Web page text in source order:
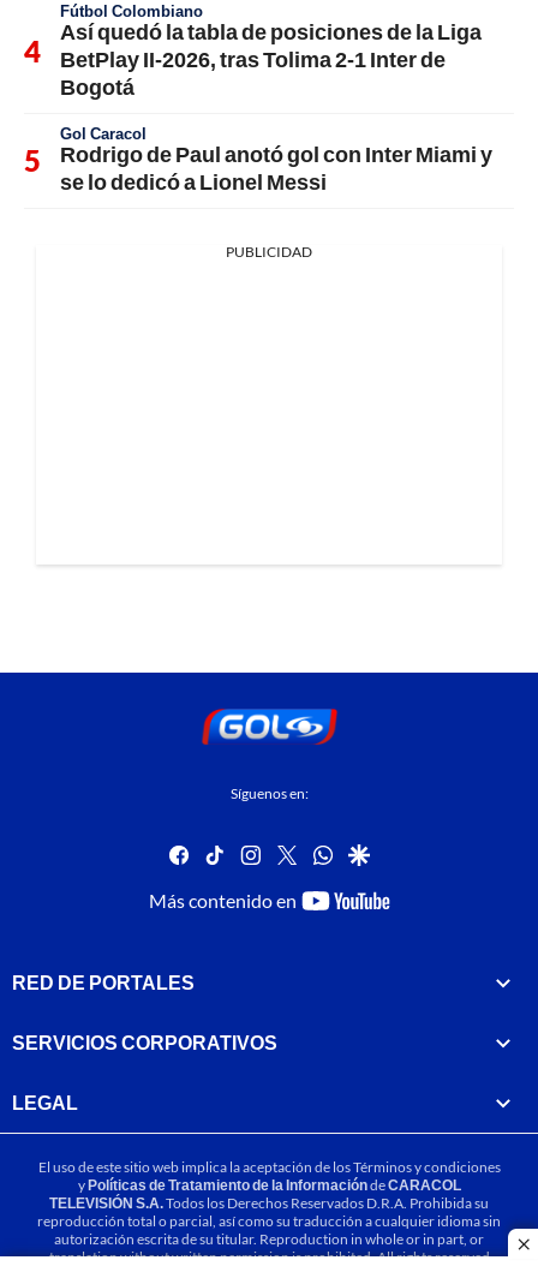
Fútbol Colombiano
Así quedó la tabla de posiciones de la Liga
BetPlay II-2026, tras Tolima 2-1 Inter de
Bogotá
Gol Caracol
Rodrigo de Paul anotó gol con Inter Miami y
se lo dedicó a Lionel Messi
PUBLICIDAD
Síguenos en:
facebook
tiktok instagram
twitterwhatsapp
google
Más contenido en
youtube-
RED DE PORTALES
SERVICIOS CORPORATIVOS
LEGAL
El uso de este sitio web implica la aceptación de losTérminos y condiciones
yPolíticas de Tratamiento de la InformacióndeCARACOL
TELEVISIÓN S.A.Todos los Derechos Reservados D.R.A. Prohibida su
reproducción total o parcial, así como su traducción a cualquier idioma sin
autorización escrita de su titular. Reproduction in whole or in part, or
translation without written permission is prohibited. All rights reserved